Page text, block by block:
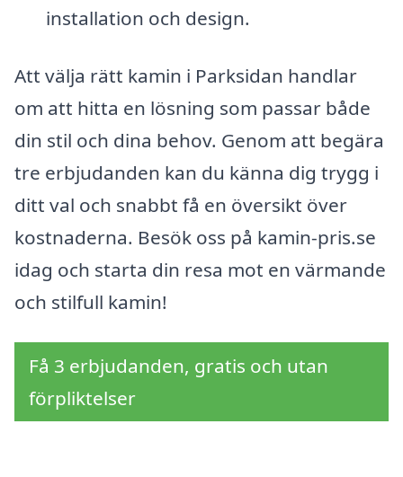
installation och design.
Att välja rätt kamin i Parksidan handlar
om att hitta en lösning som passar både
din stil och dina behov. Genom att begära
tre erbjudanden kan du känna dig trygg i
ditt val och snabbt få en översikt över
kostnaderna. Besök oss på kamin-pris.se
idag och starta din resa mot en värmande
och stilfull kamin!
Få 3 erbjudanden, gratis och utan
förpliktelser